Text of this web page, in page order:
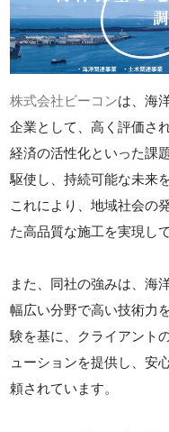
株式会社ビーコンは、海
企業として、高く評価さ
経済の活性化といった課
駆使し、持続可能な未来
これにより、地域社会の
た高品質な施工を実現し
また、同社の強みは、海
幅広い分野で高い技術力
験を基に、クライアント
ューションを提供し、安
頼されています。